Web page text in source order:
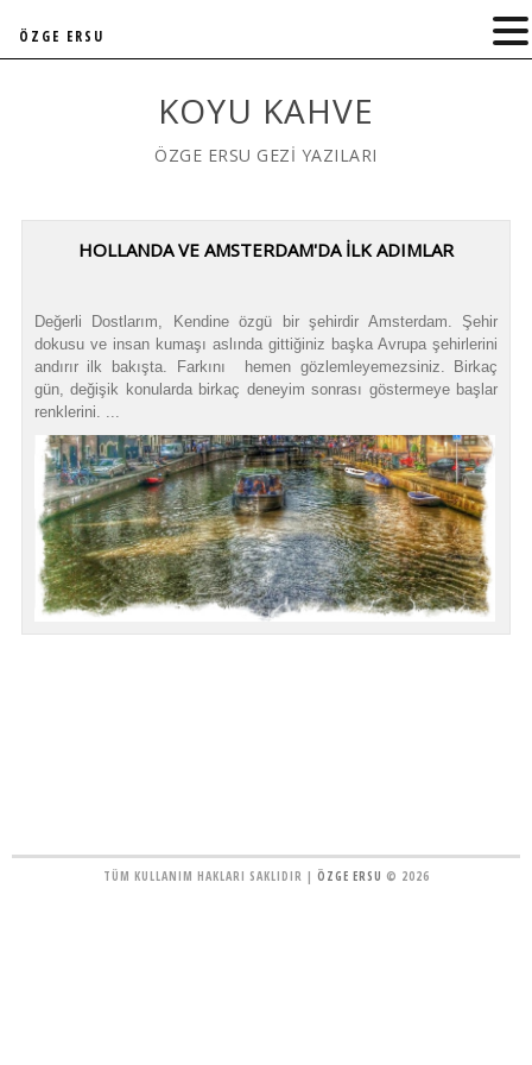
KOYU KAHVE
ÖZGE ERSU GEZİ YAZILARI
HOLLANDA VE AMSTERDAM'DA İLK ADIMLAR
Değerli Dostlarım, Kendine özgü bir şehirdir Amsterdam. Şehir
dokusu ve insan kumaşı aslında gittiğiniz başka Avrupa şehirlerini
andırır ilk bakışta. Farkını hemen gözlemleyemezsiniz. Birkaç
gün, değişik konularda birkaç deneyim sonrası göstermeye başlar
renklerini. ...
TÜM KULLANIM HAKLARI SAKLIDIR | ÖZGE ERSU © 2026
ÖZGE ERSU